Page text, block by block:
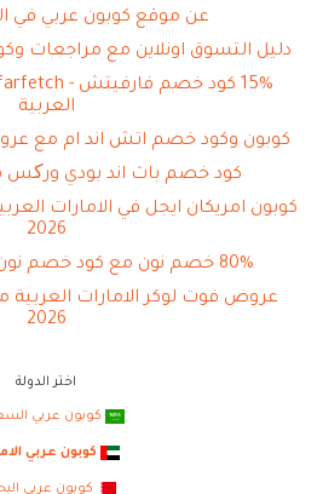
عن موقع كوبون عربي في
دليل التسوق اونلاين مع مراجعات
العربية
كوبون وكود خصم اتش اند ام مع
كود خصم باث اند بودي ورکس
كوبون امريكان ايجل في الامارات
2026
80% خصم نون مع كود خصم نون في الامارات العربية
عروض فوت لوكر الامارات
2026
اختر الدولة
كوبون عربي
كوبون عربي
كوبون عربي